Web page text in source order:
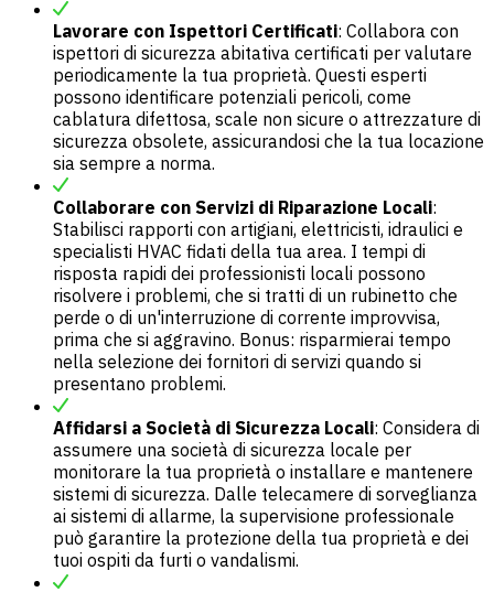
Lavorare con Ispettori Certificati: Collabora con
ispettori di sicurezza abitativa certificati per valutare
periodicamente la tua proprietà. Questi esperti
possono identificare potenziali pericoli, come
cablatura difettosa, scale non sicure o attrezzature di
sicurezza obsolete, assicurandosi che la tua locazione
sia sempre a norma.
Collaborare con Servizi di Riparazione Locali:
Stabilisci rapporti con artigiani, elettricisti, idraulici e
specialisti HVAC fidati della tua area. I tempi di
risposta rapidi dei professionisti locali possono
risolvere i problemi, che si tratti di un rubinetto che
perde o di un'interruzione di corrente improvvisa,
prima che si aggravino. Bonus: risparmierai tempo
nella selezione dei fornitori di servizi quando si
presentano problemi.
Affidarsi a Società di Sicurezza Locali: Considera di
assumere una società di sicurezza locale per
monitorare la tua proprietà o installare e mantenere
sistemi di sicurezza. Dalle telecamere di sorveglianza
ai sistemi di allarme, la supervisione professionale
può garantire la protezione della tua proprietà e dei
tuoi ospiti da furti o vandalismi.